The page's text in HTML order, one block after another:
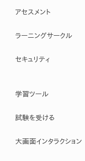
アセスメント
ラーニングサークル
セキュリティ
学習ツール
試験を受ける
大画面インタラクション